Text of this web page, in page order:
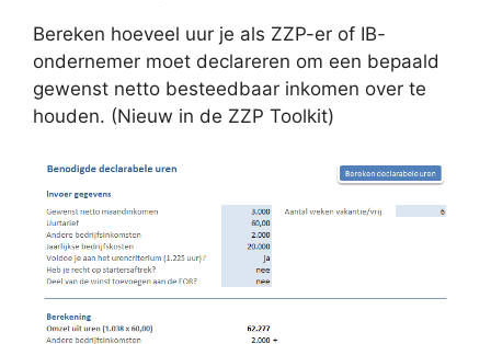
Bereken hoeveel uur je als ZZP-er of IB-
ondernemer moet declareren om een bepaald
gewenst netto besteedbaar inkomen over te
houden. (Nieuw in de ZZP Toolkit)